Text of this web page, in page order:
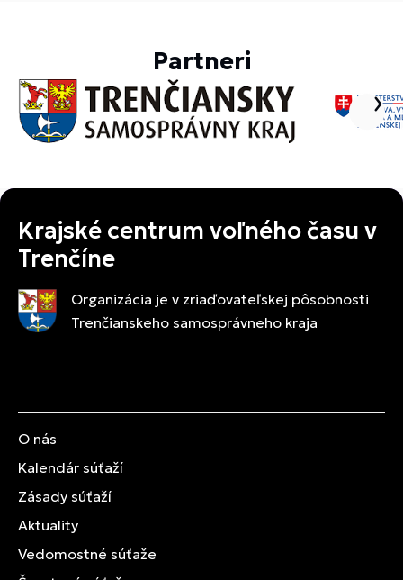
Partneri
Krajské centrum voľného času v
Trenčíne
Organizácia je v zriaďovateľskej pôsobnosti
Trenčianskeho samosprávneho kraja
O nás
Kalendár súťaží
Zásady súťaží
Aktuality
Vedomostné súťaže